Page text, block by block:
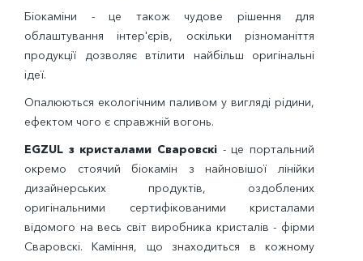
Біокаміни - це також чудове рішення для
облаштування інтер'єрів, оскільки різноманіття
продукції дозволяє втілити найбільш оригінальні
ідеї.
Опалюються екологічним паливом у вигляді рідини,
ефектом чого є справжній вогонь.
EGZUL з кристалами Сваровскі - це портальний
окремо стоячий біокамін з найновішої лінійки
дизайнерських продуктів, оздоблених
оригінальними сертифікованими кристалами
відомого на весь світ виробника кристалів - фірми
Сваровскі. Каміння, що знаходиться в кожному